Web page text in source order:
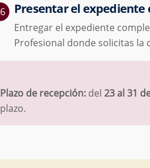
Presentar el expediente
Entregar el expediente
Profesional donde solicitas la
Plazo de recepción: del 23 al 31
plazo.